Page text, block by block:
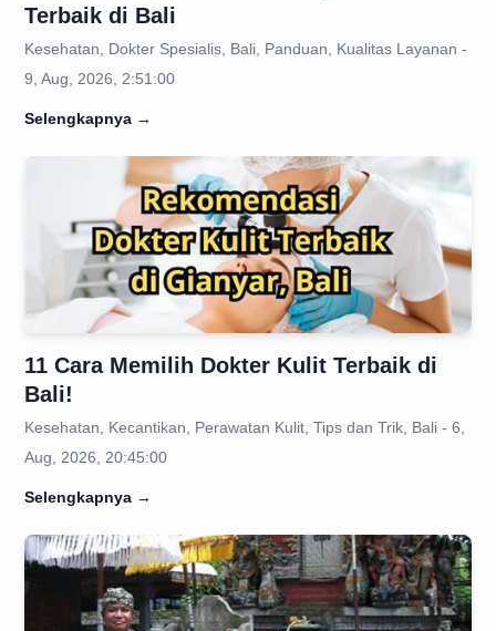
Terbaik di Bali
Kesehatan, Dokter Spesialis, Bali, Panduan, Kualitas Layanan -
9, Aug, 2026, 2:51:00
Selengkapnya →
11 Cara Memilih Dokter Kulit Terbaik di
Bali!
Kesehatan, Kecantikan, Perawatan Kulit, Tips dan Trik, Bali - 6,
Aug, 2026, 20:45:00
Selengkapnya →